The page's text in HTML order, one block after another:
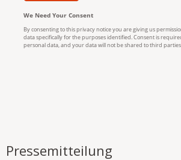
Pressemitteilung